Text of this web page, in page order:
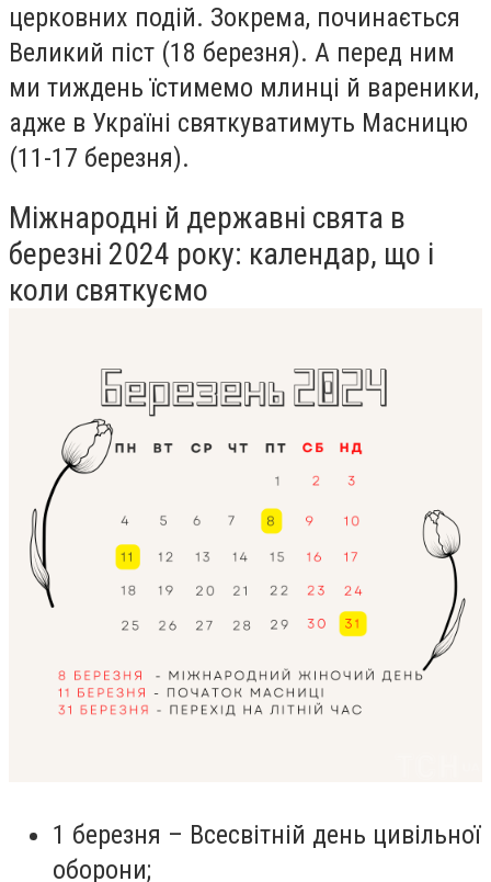
церковних подій. Зокрема, починається
Великий піст (18 березня). А перед ним
ми тиждень їстимемо млинці й вареники,
адже в Україні святкуватимуть Масницю
(11-17 березня).
Міжнародні й державні свята в
березні 2024 року: календар, що і
коли святкуємо
1 березня – Всесвітній день цивільної
оборони;